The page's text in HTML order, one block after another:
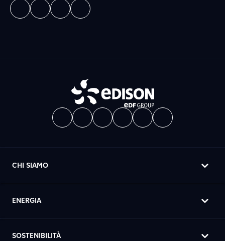
CHI SIAMO
ENERGIA
SOSTENIBILITÀ